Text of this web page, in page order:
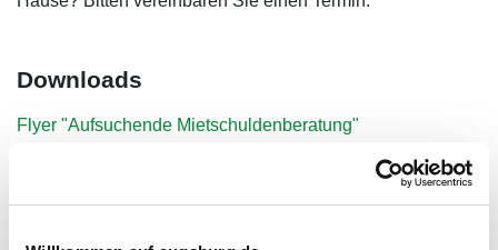
Downloads
Flyer "Aufsuchende Mietschuldenberatung"
Amt für Soziale Leistungen, Senioren und Menschen